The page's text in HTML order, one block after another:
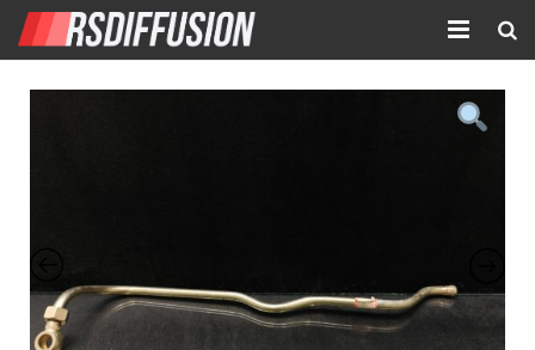
Accueil
Contact